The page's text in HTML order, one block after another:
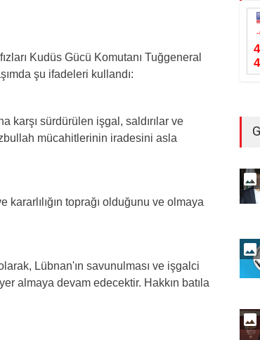
Kudüs Gücü Komutanı Tuğgeneral
şu ifadeleri kullandı:
karşı sürdürülen işgal, saldırılar ve
mücahitlerinin iradesini asla
toprağı olduğunu ve olmaya
Lübnan'ın savunulması ve işgalci
almaya devam edecektir. Hakkın batıla